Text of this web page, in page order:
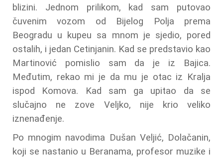
blizini. Jednom prilikom, kad sam putovao
čuvenim vozom od Bijelog Polja prema
Beogradu u kupeu sa mnom je sjedio, pored
ostalih, i jedan Cetinjanin. Kad se predstavio kao
Martinović pomislio sam da je iz Bajica.
Međutim, rekao mi je da mu je otac iz Kralja
ispod Komova. Kad sam ga upitao da se
slučajno ne zove Veljko, nije krio veliko
iznenađenje.
Po mnogim navodima Dušan Veljić, Dolačanin,
koji se nastanio u Beranama, profesor muzike i